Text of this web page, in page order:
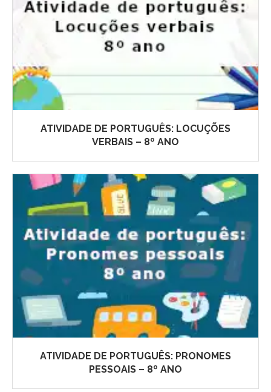
ATIVIDADE DE PORTUGUÊS: LOCUÇÕES
VERBAIS – 8º ANO
ATIVIDADE DE PORTUGUÊS: PRONOMES
PESSOAIS – 8º ANO